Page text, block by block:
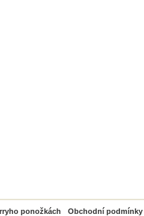
ponožkách Obchodní podmínky
PayPal